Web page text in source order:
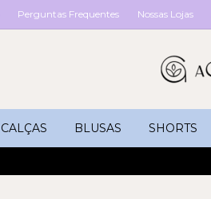
Perguntas Frequentes Nossas Lojas
CALÇAS BLUSAS SHORTS